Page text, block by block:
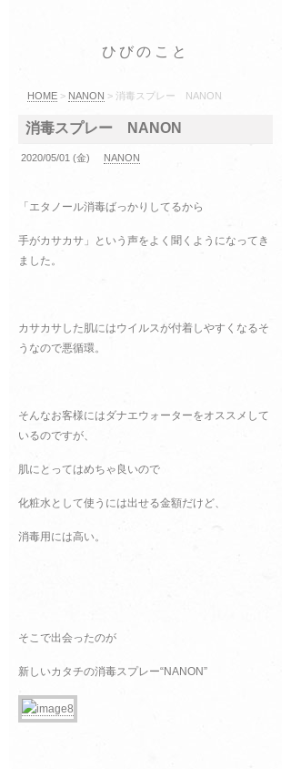
ひびのこと
HOME > NANON > 消毒スプレー NANON
消毒スプレー NANON
2020/05/01 (金) NANON
「エタノール消毒ばっかりしてるから
手がカサカサ」という声をよく聞くようになってき
ました。
カサカサした肌にはウイルスが付着しやすくなるそ
うなので悪循環。
そんなお客様にはダナエウォーターをオススメして
いるのですが、
肌にとってはめちゃ良いので
化粧水として使うには出せる金額だけど、
消毒用には高い。
そこで出会ったのが
新しいカタチの消毒スプレー“NANON”